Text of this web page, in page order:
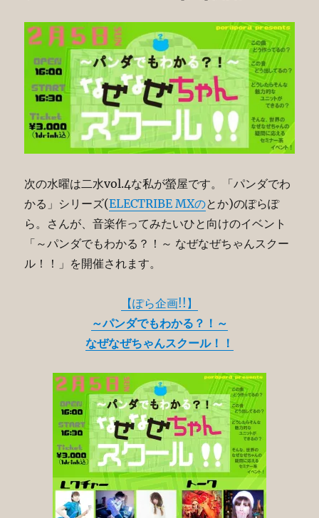
次の水曜は二水vol.4な私が螢屋です。「パンダでわ
かる」シリーズ(ELECTRIBE MXのとか)のぽらぽ
ら。さんが、音楽作ってみたいひと向けのイベント
「～パンダでもわかる？！～ なぜなぜちゃんスクー
ル！！」を開催されます。
【ぽら企画!!】
～パンダでもわかる？！～
なぜなぜちゃんスクール！！